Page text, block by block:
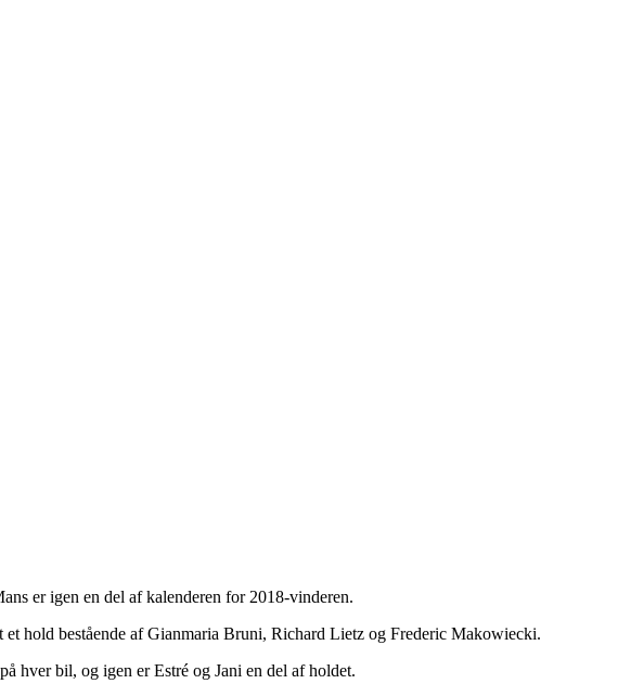
er igen en del af kalenderen for 2018-vinderen.
hold bestående af Gianmaria Bruni, Richard Lietz og Frederic Makowiecki.
hver bil, og igen er Estré og Jani en del af holdet.